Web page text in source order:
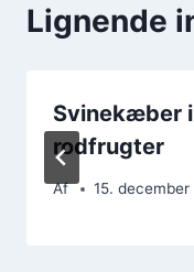
Lignende
Svinekæber
rodfrugter
Af 15.